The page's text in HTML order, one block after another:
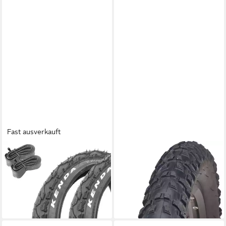
Fast ausverkauft
KHEBIKES
Fahrradreifen Fahrrad Reifen
Set KENDA Khan 12,5 Zoll x
2,25 inkl. Schlauch AV, (1-tlg)
lieferbar - in 2-3 Werktagen bei dir
Fahrradreifen Reifen City 18"
UVP34,99 €
lieferbar - in 6-8 Werktagen bei dir